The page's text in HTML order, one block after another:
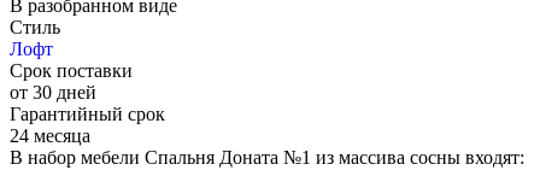
В разобранном виде
Стиль
Лофт
Срок поставки
от 30 дней
Гарантийный срок
24 месяца
В набор мебели Спальня Доната №1 из массива сосны входят: